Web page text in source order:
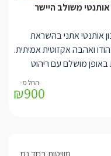
משולב היישר
אותנטי אתני בהשראת
ואהבה אקזוטית אמיתית.
מושלם עם ריהוט
שנוצרו מסארים
מיוחד, ובו מיטה זוגית
מפנקת. בנוסף, בסוויטה
₪900